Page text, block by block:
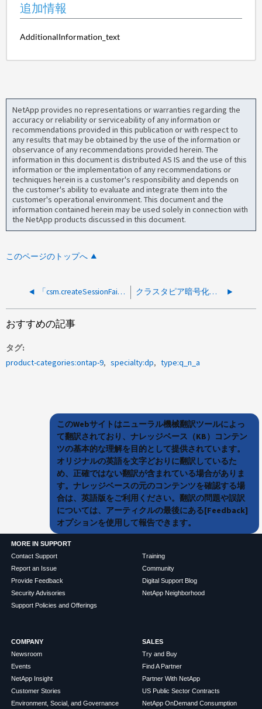
追加情報
AdditionalInformation_text
NetApp provides no representations or warranties regarding the
accuracy or reliability or serviceability of any information or
recommendations provided in this publication or with respect to
any results that may be obtained by the use of the information or
observance of any recommendations provided herein. The
information in this document is distributed AS IS and the use of this
information or the implementation of any recommendations or
techniques herein is a customer's responsibility and depends on
the customer's ability to evaluate and integrate them into the
customer's operational environment. This document and the
information contained herein may be used solely in connection with
the NetApp products discussed in this document.
このページのトップへ
「csm.createSessionFailed」原因データに不整合がありますか？ クラスタピア暗号化を実装することは、パフォーマンスに影響します
おすすめの記事
タグ
product-categories:ontap-9
specialty:dp type:q_n_a
このWebサイトはニューラル機械翻訳ツールによっ
て翻訳されており、ナレッジベース（KB）コンテン
ツの基本的な理解を目的として提供されています。
オリジナルの英語を文字どおりに翻訳しているた
め、正確ではない翻訳が含まれている場合がありま
す。ナレッジベースの元のコンテンツを確認する場
合は、英語版をご利用ください。翻訳の問題や誤訳
については、アーティクルの最後にある[Feedback]
オプションを使用して報告できます。
MORE IN SUPPORT
Contact Support
Report an Issue
Provide Feedback
Security Advisories
Support Policies and Offerings
Training
Community
Digital Support Blog
NetApp Neighborhood
COMPANY
Newsroom
Events
NetApp Insight
Customer Stories
Environment, Social, and Governance
SALES
Try and Buy
Find A Partner
Partner With NetApp
US Public Sector Contracts
NetApp OnDemand Consumption